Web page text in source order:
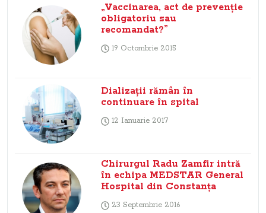
„Vaccinarea, act de prevenţie
obligatoriu sau
recomandat?”
19 Octombrie 2015
Dializaţii rămân în
continuare în spital
12 Ianuarie 2017
Chirurgul Radu Zamfir intră
în echipa MEDSTAR General
Hospital din Constanţa
23 Septembrie 2016